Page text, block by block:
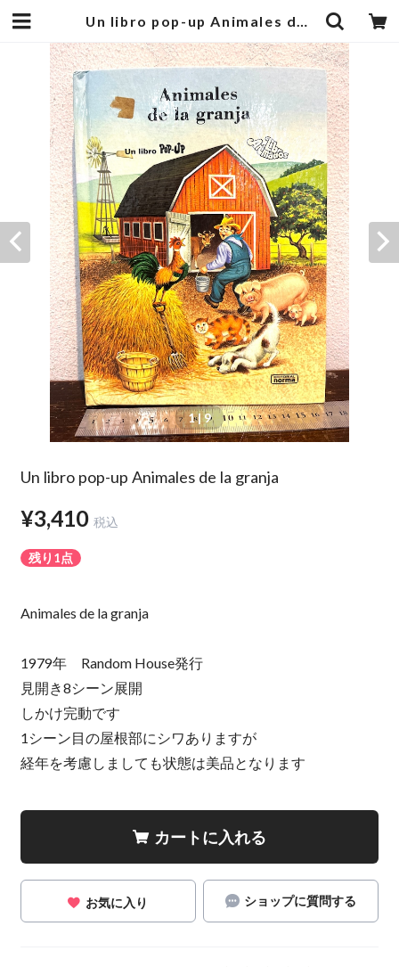
Un libro pop-up Animales de la granja | zbooks
1| 9
Un libro pop-up Animales de la granja
¥3,410 税込
残り1点
Animales de la granja
1979年 Random House発行
見開き8シーン展開
しかけ完動です
1シーン目の屋根部にシワありますが
経年を考慮しましても状態は美品となります
カートに入れる
お気に入り ショップに質問する